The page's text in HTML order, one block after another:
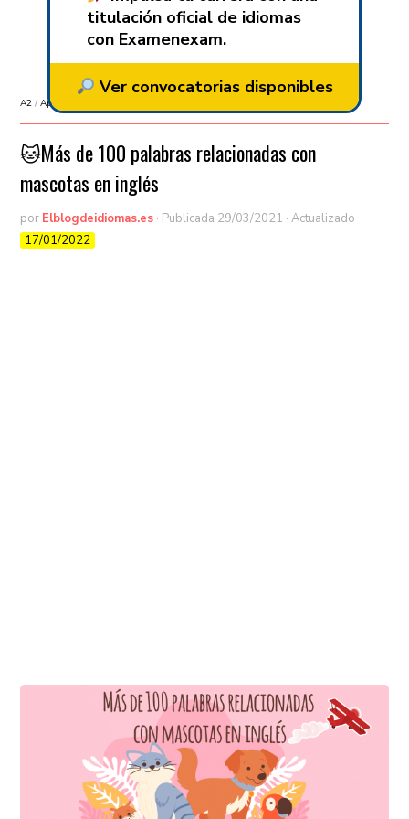
titulación oficial de idiomas
con Examenexam.
Ver convocatorias disponibles
A2 / Aprender inglés
🐱Más de 100 palabras relacionadas con
mascotas en inglés
por Elblogdeidiomas.es · Publicada 29/03/2021 · Actualizado
17/01/2022